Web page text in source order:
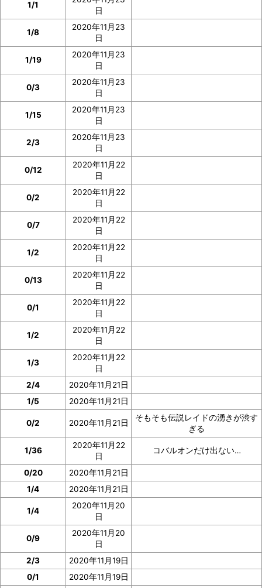
1/1
日
1/8
2020年11月23
日
1/19
2020年11月23
日
0/3
2020年11月23
日
1/15
2020年11月23
日
2/3
2020年11月23
日
0/12
2020年11月22
日
0/2
2020年11月22
日
0/7
2020年11月22
日
1/2
2020年11月22
日
0/13
2020年11月22
日
0/1
2020年11月22
日
1/2
2020年11月22
日
1/3
2020年11月22
日
2/4
2020年11月21日
1/5
2020年11月21日
0/2 2020年11月21日
そもそも伝説レイドの湧きが渋す
ぎる
1/36
2020年11月22
日
コバルオンだけ出ない…
0/20
2020年11月21日
1/4
2020年11月21日
1/4
2020年11月20
日
0/9
2020年11月20
日
2/3
2020年11月19日
0/1
2020年11月19日